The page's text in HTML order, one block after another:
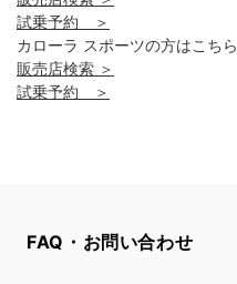
試乗予約 ＞
カローラ スポーツの方はこちら
販売店検索 ＞
試乗予約 ＞
FAQ・お問い合わせ